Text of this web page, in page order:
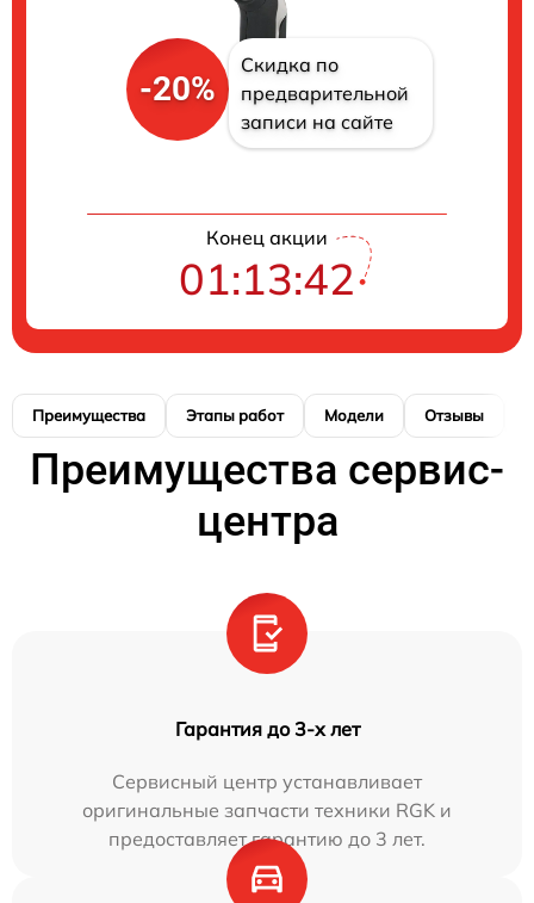
-20%
Скидка по
предварительной
записи на сайте
Конец акции
01:13:42
Преимущества Этапы работ Модели Отзывы
Преимущества сервис-
центра
Гарантия до 3-х лет
Сервисный центр устанавливает
оригинальные запчасти техники RGK и
предоставляет гарантию до 3 лет.